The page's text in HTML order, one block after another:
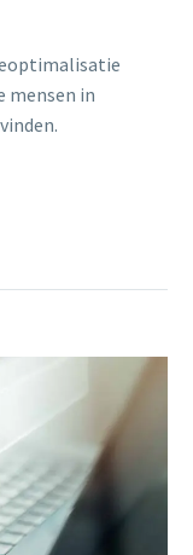
mensen in